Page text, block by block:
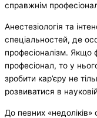
справжнім
Анестезіологія та
спеціальностей, де
професіоналізм. Якщо
професіонал, то у
зробити кар’єру не
розвиватися в
До певних